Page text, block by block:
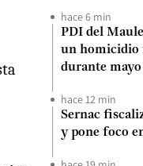
hace 6 min
PDI del
un homicidio
durante mayo
hace 12 min
Sernac
y pone foco